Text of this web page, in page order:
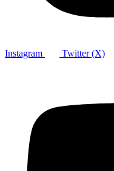
Instagram Twitter (X)